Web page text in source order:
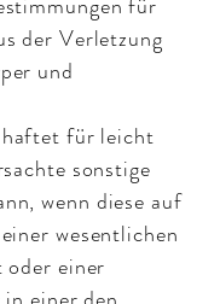
der Verletzung
und
für leicht
sonstige
wenn diese auf
wesentlichen
einer